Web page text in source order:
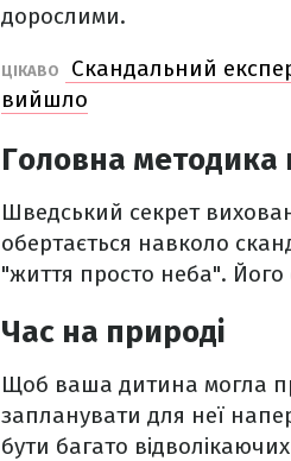
дорослими.
ЦІКАВО
Скандальний
вийшло
Головна методика
Шведський секрет
обертається навколо
"життя просто неба".
Час на природі
Щоб ваша дитина могла
запланувати для неї
бути багато